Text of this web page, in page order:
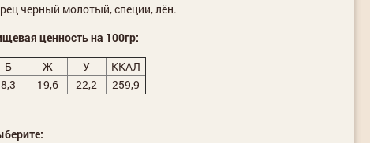
черный молотый, специи, лён.
ценность на 100гр:
Б
Ж У
ККАЛ
8,3
19,6 22,2 259,9